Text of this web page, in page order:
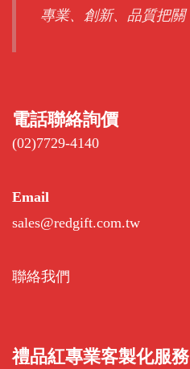
專業、創新、品質把關
電話聯絡詢價
(02)7729-4140
Email
sales@redgift.com.tw
聯絡我們
禮品紅專業客製化服務